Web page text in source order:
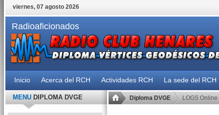
viernes, 07 agosto 2026
Radioaficionados
Inicio Acerca del RCH Actividades RCH La sede del RCH
Diploma DVGE LOGS Online
MENUDIPLOMA DVGE